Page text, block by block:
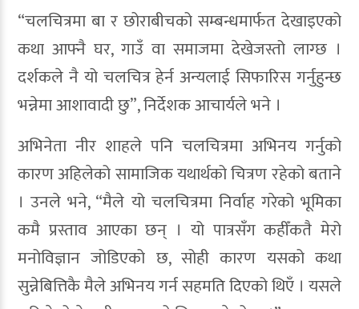
“चलचित्रमा बा र छोराबीचको सम्बन्धमार्फत देखाइएको
कथा आफ्नै घर, गाउँ वा समाजमा देखेजस्तो लाग्छ ।
दर्शकले नै यो चलचित्र हेर्न अन्यलाई सिफारिस गर्नुहुन्छ
भन्नेमा आशावादी छु”, निर्देशक आचार्यले भने ।
अभिनेता नीर शाहले पनि चलचित्रमा अभिनय गर्नुको
कारण अहिलेको सामाजिक यथार्थको चित्रण रहेको बताने
। उनले भने, “मैले यो चलचित्रमा निर्वाह गरेको भूमिका
कमै प्रस्ताव आएका छन् । यो पात्रसँग कहीँकतै मेरो
मनोविज्ञान जोडिएको छ, सोही कारण यसको कथा
सुन्नेबित्तिकै मैले अभिनय गर्न सहमति दिएको थिएँ । यसले